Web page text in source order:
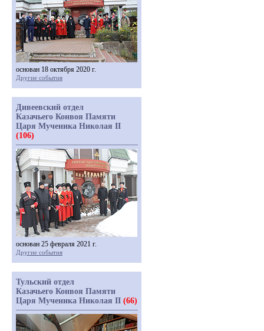
основан 18 октября 2020 г.
Другие события
Дивеевский отдел
Казачьего Конвоя Памяти
Царя Мученика Николая II
(106)
основан 25 февраля 2021 г.
Другие события
Тульский отдел
Казачьего Конвоя Памяти
Царя Мученика Николая II (66)